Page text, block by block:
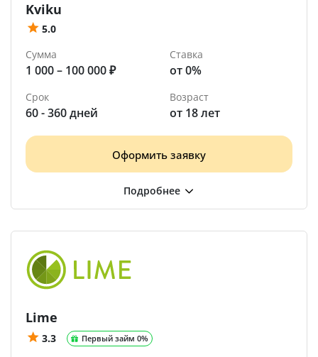
Kviku
5.0
Сумма
1 000 – 100 000 ₽
Ставка
от 0%
Срок
60 - 360 дней
Возраст
от 18 лет
Оформить заявку
Lime
3.3 Первый займ 0%